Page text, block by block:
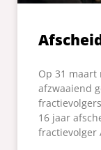
Op 31 maart
afzwaaiend
16 jaar
fractievolger